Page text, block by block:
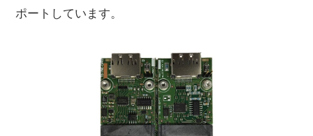
ポートしています。